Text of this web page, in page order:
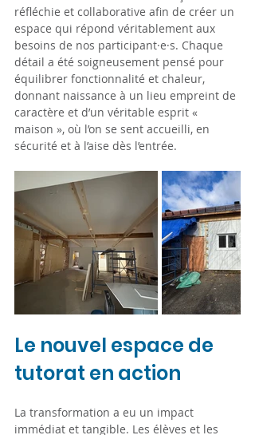
réfléchie et collaborative afin de créer un
espace qui répond véritablement aux
besoins de nos participant·e·s. Chaque
détail a été soigneusement pensé pour
équilibrer fonctionnalité et chaleur,
donnant naissance à un lieu empreint de
caractère et d’un véritable esprit «
maison », où l’on se sent accueilli, en
sécurité et à l’aise dès l’entrée.
Le nouvel espace de
tutorat en action
La transformation a eu un impact
immédiat et tangible. Les élèves et les